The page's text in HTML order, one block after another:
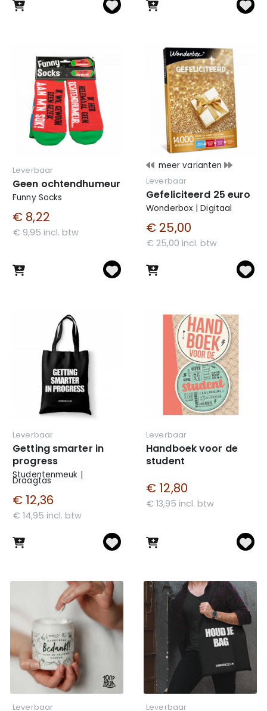
Leverbaar
Geen ochtendhumeur
Funny Socks
€ 8,22
€ 9,95 incl. btw
meer varianten
Leverbaar
Gefeliciteerd 25 euro
Wonderbox | Digitaal
€ 25,00
€ 25,00 incl. btw
Leverbaar
Getting smarter in
progress
Studentenmeuk |
Draagtas
€ 12,36
€ 14,95 incl. btw
Leverbaar
Handboek voor de
student
€ 12,80
€ 13,95 incl. btw
Leverbaar Leverbaar